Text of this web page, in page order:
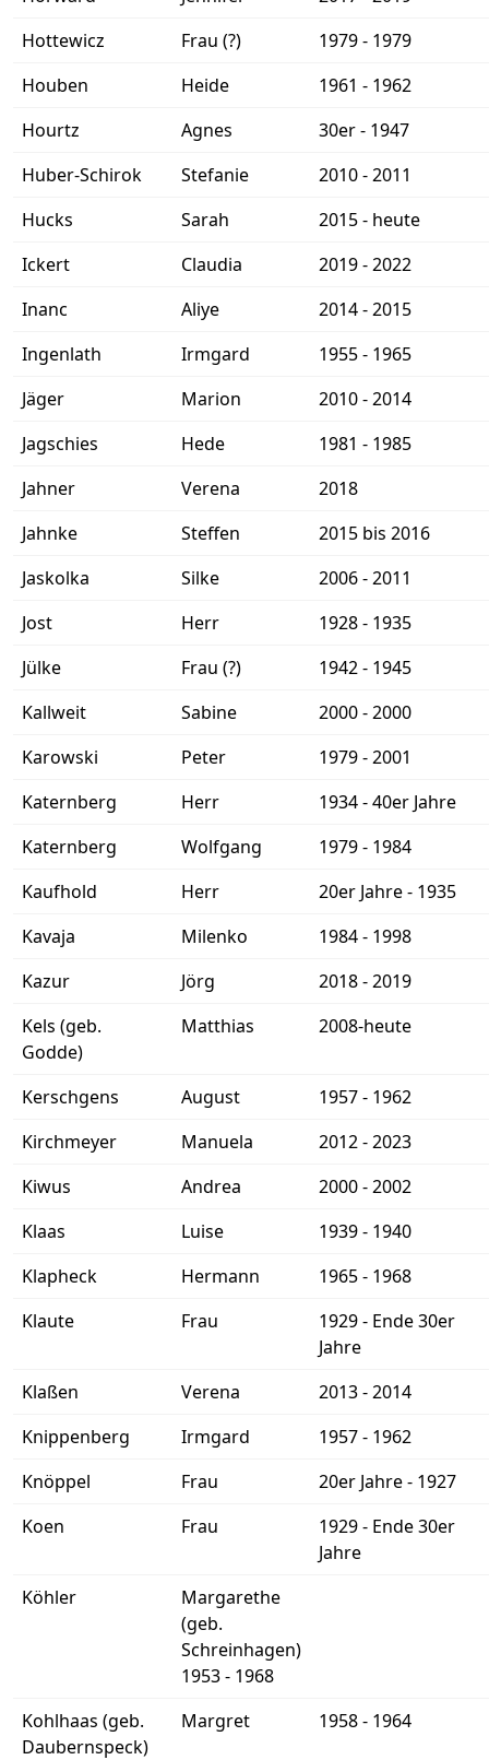
Hottewicz
Frau (?)
1979 - 1979
Houben
Heide
1961 - 1962
Hourtz
Agnes
30er - 1947
Huber-Schirok
Stefanie
2010 - 2011
Hucks
Sarah
2015 - heute
Ickert
Claudia
2019 - 2022
Inanc
Aliye
2014 - 2015
Ingenlath
Irmgard
1955 - 1965
Jäger
Marion
2010 - 2014
Jagschies
Hede
1981 - 1985
Jahner
Verena
2018
Jahnke
Steffen
2015 bis 2016
Jaskolka
Silke
2006 - 2011
Jost
Herr
1928 - 1935
Jülke
Frau (?)
1942 - 1945
Kallweit
Sabine
2000 - 2000
Karowski
Peter
1979 - 2001
Katernberg
Herr
1934 - 40er Jahre
Katernberg
Wolfgang
1979 - 1984
Kaufhold
Herr
20er Jahre - 1935
Kavaja
Milenko
1984 - 1998
Kazur
Jörg
2018 - 2019
Kels (geb.
Godde)
Matthias 2008-heute
Kerschgens August
1957 - 1962
Kirchmeyer
Manuela
2012 - 2023
Kiwus
Andrea
2000 - 2002
Klaas
Luise
1939 - 1940
Klapheck
Hermann
1965 - 1968
Klaute
Frau
1929 - Ende 30er
Jahre
Klaßen
Verena
2013 - 2014
Knippenberg
Irmgard
1957 - 1962
Knöppel
Frau
20er Jahre - 1927
Koen
Frau
1929 - Ende 30er
Jahre
Köhler
Margarethe
(geb.
Schreinhagen)
1953 - 1968
Kohlhaas (geb.
Daubernspeck)
Margret 1958 - 1964